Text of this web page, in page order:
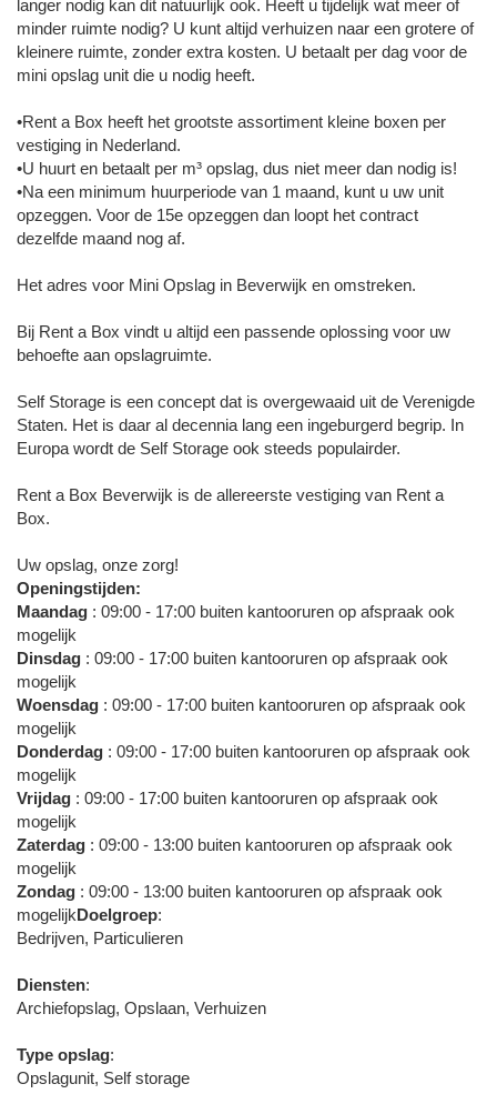
langer nodig kan dit natuurlijk ook. Heeft u tijdelijk wat meer of
minder ruimte nodig? U kunt altijd verhuizen naar een grotere of
kleinere ruimte, zonder extra kosten. U betaalt per dag voor de
mini opslag unit die u nodig heeft.
•Rent a Box heeft het grootste assortiment kleine boxen per
vestiging in Nederland.
•U huurt en betaalt per m³ opslag, dus niet meer dan nodig is!
•Na een minimum huurperiode van 1 maand, kunt u uw unit
opzeggen. Voor de 15e opzeggen dan loopt het contract
dezelfde maand nog af.
Het adres voor Mini Opslag in Beverwijk en omstreken.
Bij Rent a Box vindt u altijd een passende oplossing voor uw
behoefte aan opslagruimte.
Self Storage is een concept dat is overgewaaid uit de Verenigde
Staten. Het is daar al decennia lang een ingeburgerd begrip. In
Europa wordt de Self Storage ook steeds populairder.
Rent a Box Beverwijk is de allereerste vestiging van Rent a
Box.
Uw opslag, onze zorg!
Openingstijden:
Maandag : 09:00 - 17:00 buiten kantooruren op afspraak ook
mogelijk
Dinsdag : 09:00 - 17:00 buiten kantooruren op afspraak ook
mogelijk
Woensdag : 09:00 - 17:00 buiten kantooruren op afspraak ook
mogelijk
Donderdag : 09:00 - 17:00 buiten kantooruren op afspraak ook
mogelijk
Vrijdag : 09:00 - 17:00 buiten kantooruren op afspraak ook
mogelijk
Zaterdag : 09:00 - 13:00 buiten kantooruren op afspraak ook
mogelijk
Zondag : 09:00 - 13:00 buiten kantooruren op afspraak ook
mogelijkDoelgroep:
Bedrijven, Particulieren
Diensten:
Archiefopslag, Opslaan, Verhuizen
Type opslag:
Opslagunit, Self storage